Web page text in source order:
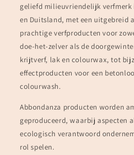
geliefd milieuvriendelijk verfmerk
en Duitsland, met een uitgebreid
prachtige verfproducten voor
doe-het-zelver als de
krijtverf, lak en colourwax, tot
effectproducten voor een
colourwash.
Abbondanza producten worden
geproduceerd, waarbij aspecten
ecologisch verantwoord
rol spelen.